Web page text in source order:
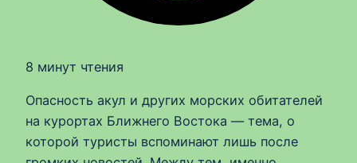
8 минут чтения
Опасность акул и других морских обитателей
на курортах Ближнего Востока — тема, о
которой туристы вспоминают лишь после